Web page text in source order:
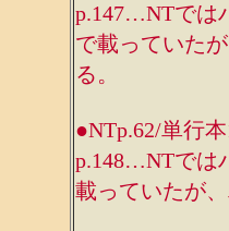
p.147…NTでは
で載っていた
る。
●NTp.62/単行
p.148…NTでは
載っていたが